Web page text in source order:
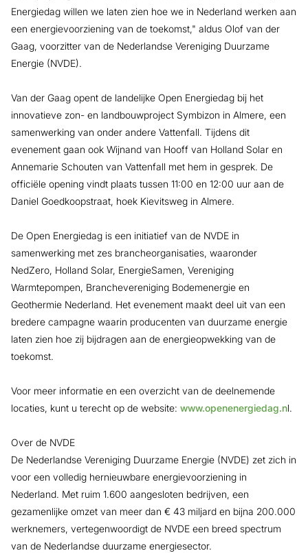
Energiedag willen we laten zien hoe we in Nederland werken aan
een energievoorziening van de toekomst," aldus Olof van der
Gaag, voorzitter van de Nederlandse Vereniging Duurzame
Energie (NVDE).
Van der Gaag opent de landelijke Open Energiedag bij het
innovatieve zon- en landbouwproject Symbizon in Almere, een
samenwerking van onder andere Vattenfall. Tijdens dit
evenement gaan ook Wijnand van Hooff van Holland Solar en
Annemarie Schouten van Vattenfall met hem in gesprek. De
officiële opening vindt plaats tussen 11:00 en 12:00 uur aan de
Daniel Goedkoopstraat, hoek Kievitsweg in Almere.
De Open Energiedag is een initiatief van de NVDE in
samenwerking met zes brancheorganisaties, waaronder
NedZero, Holland Solar, EnergieSamen, Vereniging
Warmtepompen, Branchevereniging Bodemenergie en
Geothermie Nederland. Het evenement maakt deel uit van een
bredere campagne waarin producenten van duurzame energie
laten zien hoe zij bijdragen aan de energieopwekking van de
toekomst.
Voor meer informatie en een overzicht van de deelnemende
locaties, kunt u terecht op de website: www.openenergiedag.nl.
Over de NVDE
De Nederlandse Vereniging Duurzame Energie (NVDE) zet zich in
voor een volledig hernieuwbare energievoorziening in
Nederland. Met ruim 1.600 aangesloten bedrijven, een
gezamenlijke omzet van meer dan € 43 miljard en bijna 200.000
werknemers, vertegenwoordigt de NVDE een breed spectrum
van de Nederlandse duurzame energiesector.